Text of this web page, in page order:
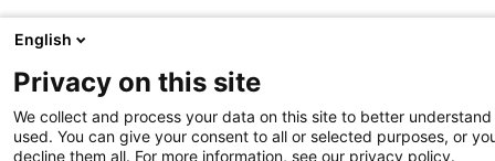
English
Privacy on this site
We collect and process your data on this site to better
used. You can give your consent to all or selected purposes, or
decline them all. For more information, see our privacy policy.